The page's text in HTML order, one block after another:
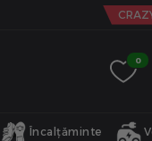
0
Încalțăminte